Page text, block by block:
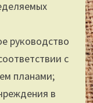
руководство
с
планами;
в